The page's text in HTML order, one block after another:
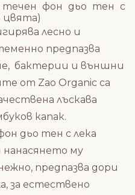
течен фон дьо тен с
цвята)
лесно и
предпазва
бактерии и външни
от Zao Organic са
лъскава
капак.
дьо тен с лека
му
предпазва дори
за естествено